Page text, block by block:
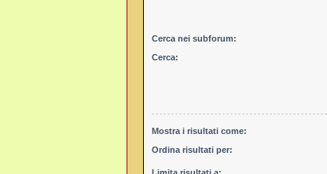
Cerca nei subforum:
Cerca:
Mostra i risultati come:
Ordina risultati per:
Limita risultati a: